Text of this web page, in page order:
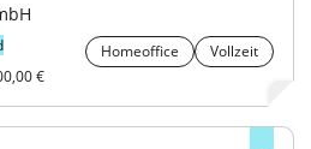
Homeoffice
Vollzeit
€